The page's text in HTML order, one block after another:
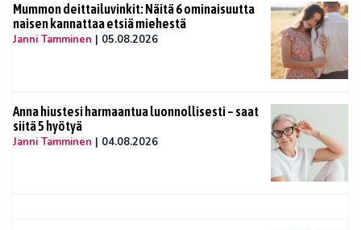
Mummon deittailuvinkit: Näitä 6 ominaisuutta
naisen kannattaa etsiä miehestä
Janni Tamminen | 05.08.2026
Anna hiustesi harmaantua luonnollisesti – saat
siitä 5 hyötyä
Janni Tamminen | 04.08.2026